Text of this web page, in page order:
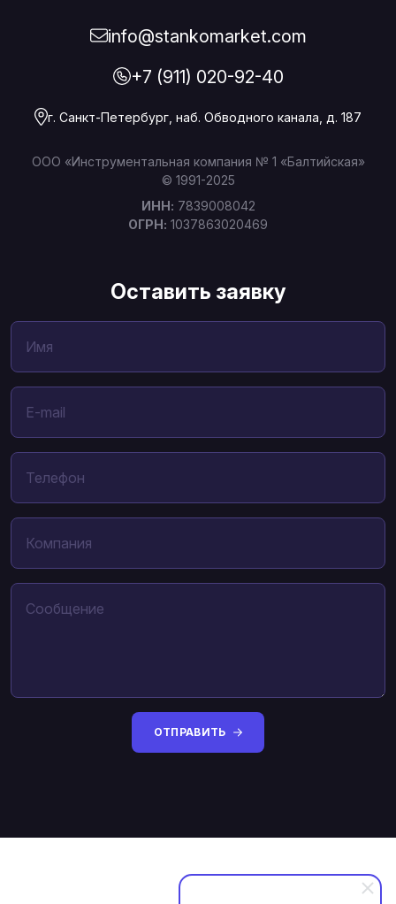
info@stankomarket.com
+7 (911) 020-92-40
г. Санкт-Петербург, наб. Обводного канала, д. 187
ООО «Инструментальная компания № 1 «Балтийская»
© 1991-2025
ИНН: 7839008042
ОГРН: 1037863020469
Оставить заявку
ОТПРАВИТЬ